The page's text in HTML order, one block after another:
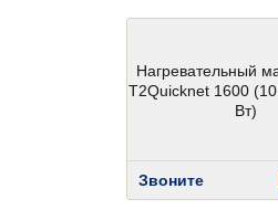
Нагревательный
T2Quicknet 1600
Вт)
Звоните